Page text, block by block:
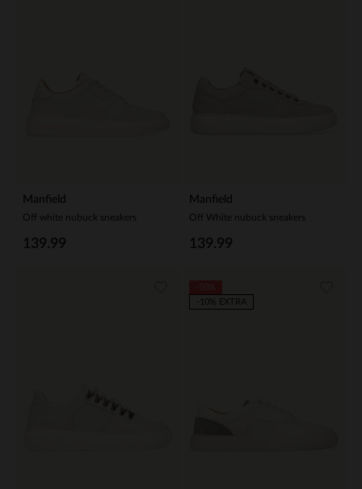
Manfield
Off white nubuck sneakers
139.99
Manfield
Off White nubuck sneakers
139.99
-10% EXTRA